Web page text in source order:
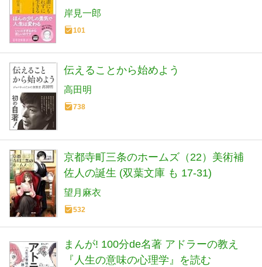
岸見一郎
101
伝えることから始めよう
高田明
738
京都寺町三条のホームズ（22）美術補
佐人の誕生 (双葉文庫 も 17-31)
望月麻衣
532
まんが! 100分de名著 アドラーの教え
『人生の意味の心理学』を読む